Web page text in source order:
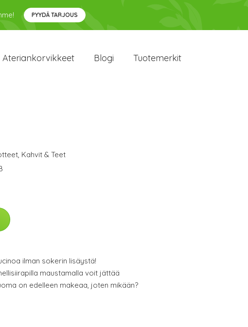
PYYDÄ TARJOUS
Ateriankorvikkeet Blogi Tuotemerkit
, Kahvit & Teet
ilman sokerin lisäystä!
maustamalla voit jättää
on edelleen makeaa, joten mikään?